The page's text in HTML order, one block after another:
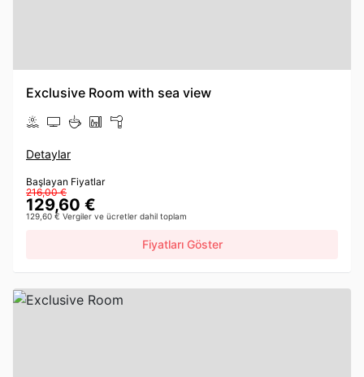
Exclusive Room with sea view
Detaylar
Başlayan Fiyatlar
216,00 €
129,60 €
129,60 € Vergiler ve ücretler dahil toplam
Fiyatları Göster